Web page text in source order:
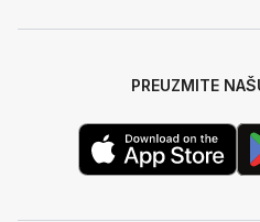
PREUZMITE